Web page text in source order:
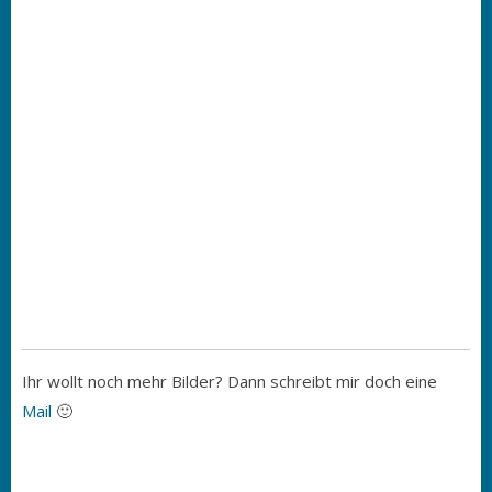
Ihr wollt noch mehr Bilder? Dann schreibt mir doch eine
Mail 🙂